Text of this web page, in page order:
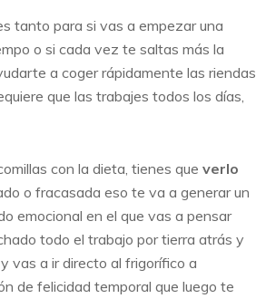
tanto para si vas a empezar una
o si cada vez te saltas más la
a coger rápidamente las riendas
que las trabajes todos los días,
con la dieta, tienes que verlo
o fracasada eso te va a generar un
emocional en el que vas a pensar
todo el trabajo por tierra atrás y
vas a ir directo al frigorífico a
de felicidad temporal que luego te